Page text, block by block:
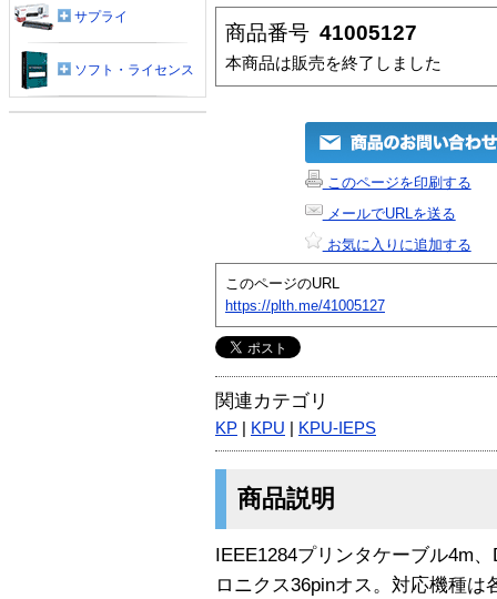
商品番号 41005127
本商品は販売を終了しました
このページを印刷する
メールでURLを送る
お気に入りに追加する
このページのURL
https://plth.me/41005127
関連カテゴリ
KP KPU KPU-IEPS
商品説明
IEEE1284プリンタケーブル4m
ロニクス36pinオス。対応機種
サプライ
ソフト・ライセンス